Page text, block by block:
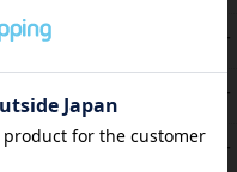
PT
PT
94 PT